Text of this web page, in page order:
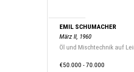
EMIL SCHUMACHER
März II, 1960
Öl und Mischtechnik auf
€50.000 - 70.000